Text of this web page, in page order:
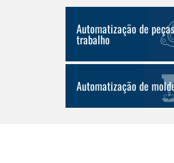
Automatização de
trabalho
Automatização de